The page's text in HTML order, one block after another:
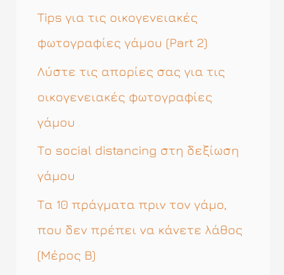
η
σ
η
γ
ι
α
Tips για τις οικογενειακές
φωτογραφίες γάμου (Part 2)
Λύστε τις απορίες σας για τις
οικογενειακές φωτογραφίες
γάμου
Το social distancing στη δεξίωση
γάμου
Τα 10 πράγματα πριν τον γάμο,
που δεν πρέπει να κάνετε λάθος
(Μέρος Β)